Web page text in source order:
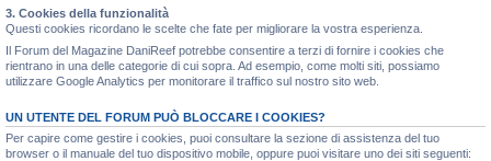
3. Cookies della funzionalità
Questi cookies ricordano le scelte che fate per migliorare la vostra esperienza.
Il Forum del Magazine DaniReef potrebbe consentire a terzi di fornire i cookies che
rientrano in una delle categorie di cui sopra. Ad esempio, come molti siti, possiamo
utilizzare Google Analytics per monitorare il traffico sul nostro sito web.
UN UTENTE DEL FORUM PUÒ BLOCCARE I COOKIES?
Per capire come gestire i cookies, puoi consultare la sezione di assistenza del tuo
browser o il manuale del tuo dispositivo mobile, oppure puoi visitare uno dei siti seguenti: